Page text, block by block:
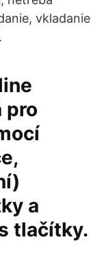
vkladanie
pro
a
tlačítky.